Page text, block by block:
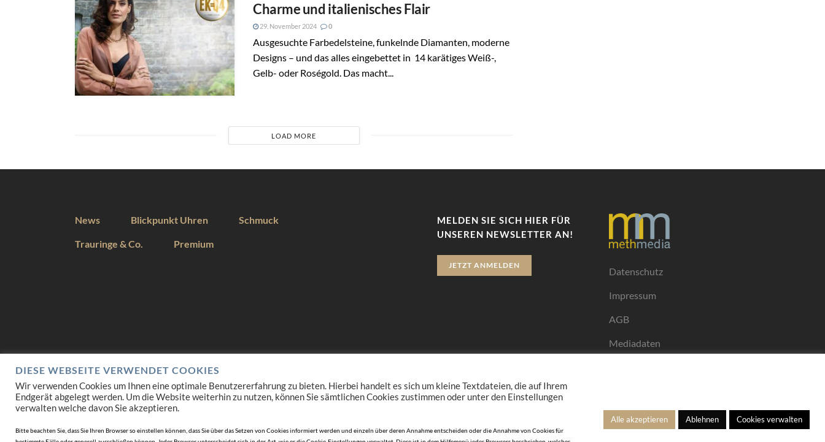
Charme und italienisches Flair
29. November 2024 0
Ausgesuchte Farbedelsteine, funkelnde Diamanten, moderne
Designs – und das alles eingebettet in 14 karätiges Weiß-,
Gelb- oder Roségold. Das macht...
LOAD MORE
News Blickpunkt Uhren Schmuck
Trauringe & Co. Premium
MELDEN SIE SICH HIER FÜR
UNSEREN NEWSLETTER AN!
JETZT ANMELDEN
Datenschutz
Impressum
AGB
Mediadaten
DIESE WEBSEITE VERWENDET COOKIES
Wir verwenden Cookies um Ihnen eine optimale Benutzererfahrung zu bieten. Hierbei handelt es sich um kleine Textdateien, die auf Ihrem
Endgerät abgelegt werden. Um die Website weiterhin zu nutzen, können Sie sämtlichen Cookies zustimmen oder unter den Einstellungen
verwalten welche davon Sie akzeptieren.
Bitte beachten Sie, dass Sie Ihren Browser so einstellen können, dass Sie über das Setzen von Cookies informiert werden und einzeln über deren Annahme entscheiden oder die Annahme von Cookies für
Alle akzeptieren Ablehnen Cookies verwalten